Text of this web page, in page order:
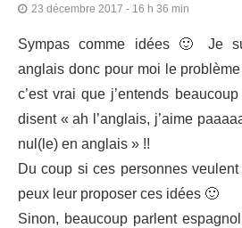
23 décembre 2017 - 16 h 36 min
Sympas comme idées 🙂 Je
anglais donc pour moi le
c’est vrai que j’entends
disent « ah l’anglais, j’aime
nul(le) en anglais » !!
Du coup si ces personnes
peux leur proposer ces idées 🙂
Sinon, beaucoup parlent